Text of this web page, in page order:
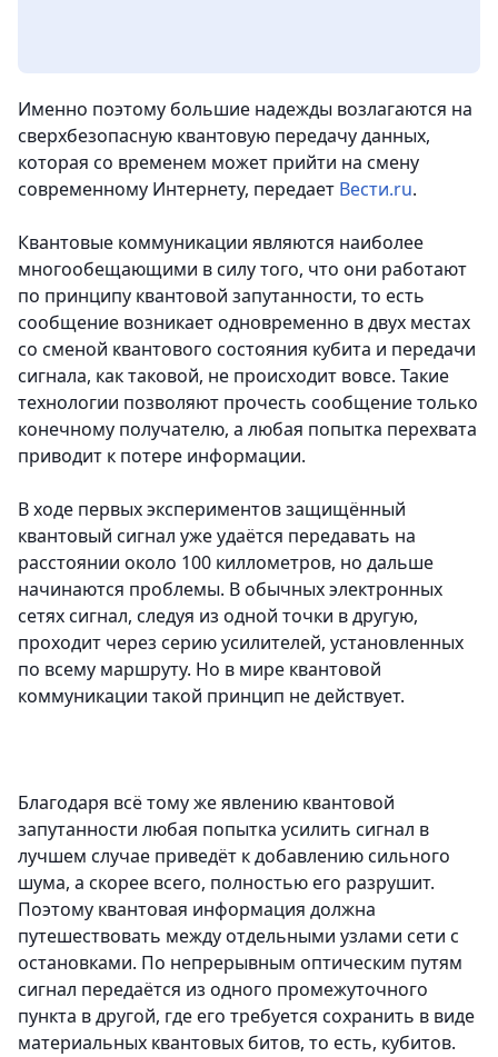
Именно поэтому большие надежды возлагаются на
сверхбезопасную квантовую передачу данных,
которая со временем может прийти на смену
современному Интернету, передает Вести.ru.
Квантовые коммуникации являются наиболее
многообещающими в силу того, что они работают
по принципу квантовой запутанности, то есть
сообщение возникает одновременно в двух местах
со сменой квантового состояния кубита и передачи
сигнала, как таковой, не происходит вовсе. Такие
технологии позволяют прочесть сообщение только
конечному получателю, а любая попытка перехвата
приводит к потере информации.
В ходе первых экспериментов защищённый
квантовый сигнал уже удаётся передавать на
расстоянии около 100 киллометров, но дальше
начинаются проблемы. В обычных электронных
сетях сигнал, следуя из одной точки в другую,
проходит через серию усилителей, установленных
по всему маршруту. Но в мире квантовой
коммуникации такой принцип не действует.
Благодаря всё тому же явлению квантовой
запутанности любая попытка усилить сигнал в
лучшем случае приведёт к добавлению сильного
шума, а скорее всего, полностью его разрушит.
Поэтому квантовая информация должна
путешествовать между отдельными узлами сети с
остановками. По непрерывным оптическим путям
сигнал передаётся из одного промежуточного
пункта в другой, где его требуется сохранить в виде
материальных квантовых битов, то есть, кубитов.